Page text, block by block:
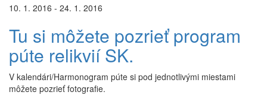
10. 1. 2016 - 24. 1. 2016
Tu si môžete pozrieť program
púte relikvií SK.
V kalendári/Harmonogram púte si pod jednotlivými miestami
môžete pozrieť fotografie.